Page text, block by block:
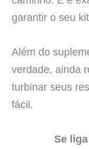
garantir o seu
Além do
verdade, ainda
turbinar seus
fácil.
Se